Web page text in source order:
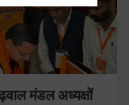
मंडल अध्यक्षों